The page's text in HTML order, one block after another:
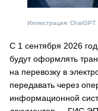
Иллюстрация: ChatGPT.
С 1 сентября 2026
будут оформлять
на перевозку в
передавать через
информационной